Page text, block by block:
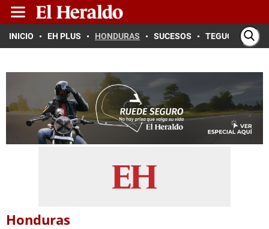
INICIO EH PLUS HONDURAS SUCESOS TEGUCIGALPA
Honduras